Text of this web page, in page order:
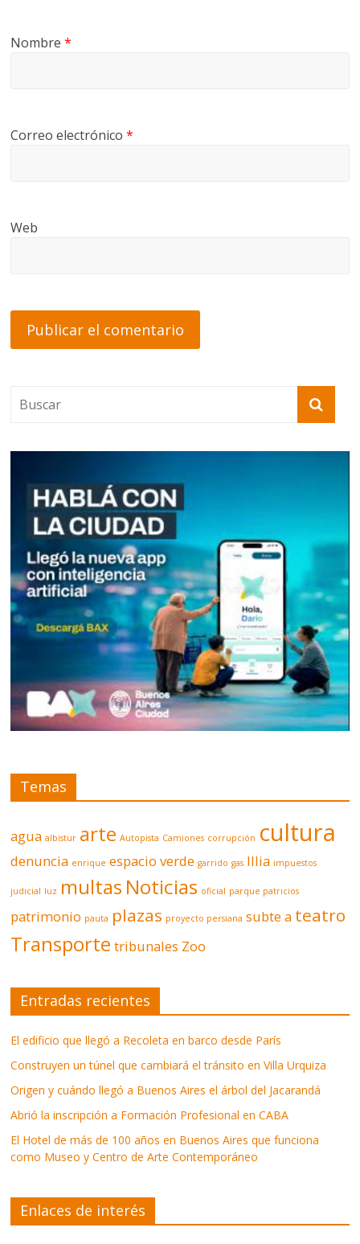
Nombre*
Correo electrónico*
Web
Temas
agua albistur arte Autopista Camiones corrupción cultura
denuncia enrique espacio verde garrido gas Illia impuestos
judicial luz multas Noticias oficial parque patricios
patrimonio pauta plazas proyecto persiana subte a teatro
Transporte tribunales Zoo
Entradas recientes
El edificio que llegó a Recoleta en barco desde París
Construyen un túnel que cambiará el tránsito en Villa Urquiza
Origen y cuándo llegó a Buenos Aires el árbol del Jacarandá
Abrió la inscripción a Formación Profesional en CABA
El Hotel de más de 100 años en Buenos Aires que funciona
como Museo y Centro de Arte Contemporáneo
Enlaces de interés